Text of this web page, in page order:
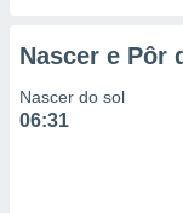
Nascer e Pôr
Nascer do sol
06:31